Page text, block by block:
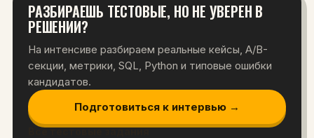
РАЗБИРАЕШЬ ТЕСТОВЫЕ, НО НЕ УВЕРЕН В
РЕШЕНИИ?
На интенсиве разбираем реальные кейсы, A/B-
секции, метрики, SQL, Python и типовые ошибки
кандидатов.
Подготовиться к интервью →
Все тестовые задания